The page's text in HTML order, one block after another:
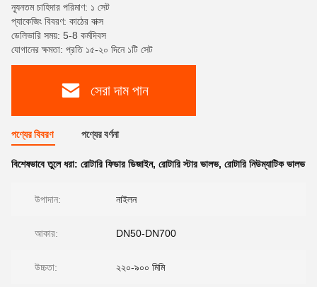
ন্যূনতম চাহিদার পরিমাণ: ১ সেট
প্যাকেজিং বিবরণ: কাঠের বাক্স
ডেলিভারি সময়: 5-8 কর্মদিবস
যোগানের ক্ষমতা: প্রতি ১৫-২০ দিনে ১টি সেট
সেরা দাম পান
পণ্যের বিবরণ পণ্যের বর্ণনা
বিশেষভাবে তুলে ধরা: রোটারি ফিডার ডিজাইন, রোটারি স্টার ভালভ, রোটারি নিউম্যাটিক ভালভ
উপাদান: নাইলন
আকার: DN50-DN700
উচ্চতা: ২২০-৯০০ মিমি